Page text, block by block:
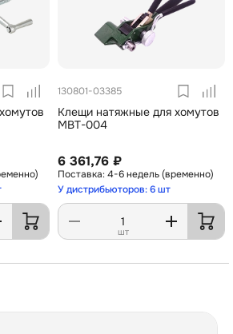
130801-03385
Клещи натяжные для хомутов
MBT-004
6 361,76 ₽
4-6 недель (временно)
У дистрибьюторов: 6 шт
шт